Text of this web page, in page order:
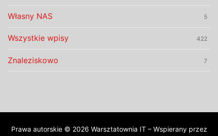
Własny NAS 5
Wszystkie wpisy 422
Znaleziskowo 7
Prawa autorskie © 2026 Warsztatownia IT – Wspierany przez